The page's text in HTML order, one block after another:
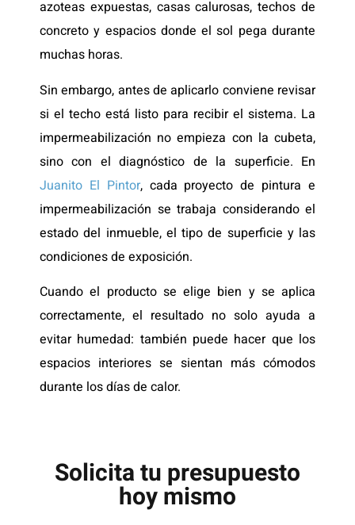
azoteas expuestas, casas calurosas, techos de
concreto y espacios donde el sol pega durante
muchas horas.
Sin embargo, antes de aplicarlo conviene revisar
si el techo está listo para recibir el sistema. La
impermeabilización no empieza con la cubeta,
sino con el diagnóstico de la superficie. En
Juanito El Pintor, cada proyecto de pintura e
impermeabilización se trabaja considerando el
estado del inmueble, el tipo de superficie y las
condiciones de exposición.
Cuando el producto se elige bien y se aplica
correctamente, el resultado no solo ayuda a
evitar humedad: también puede hacer que los
espacios interiores se sientan más cómodos
durante los días de calor.
Solicita tu presupuesto
hoy mismo